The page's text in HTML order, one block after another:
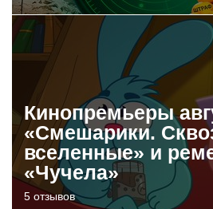
Кинопремьеры
«Смешарики.
вселенные» и
«Чучела»
5 отзывов